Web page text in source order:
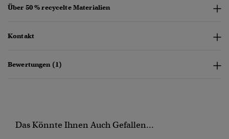
Über 50 % recycelte Materialien
Kontakt
Bewertungen (1)
Das Könnte Ihnen Auch Gefallen...